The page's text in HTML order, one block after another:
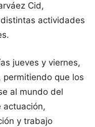
Cid,
actividades
jueves y viernes,
que los
al mundo del
actuación,
y trabajo